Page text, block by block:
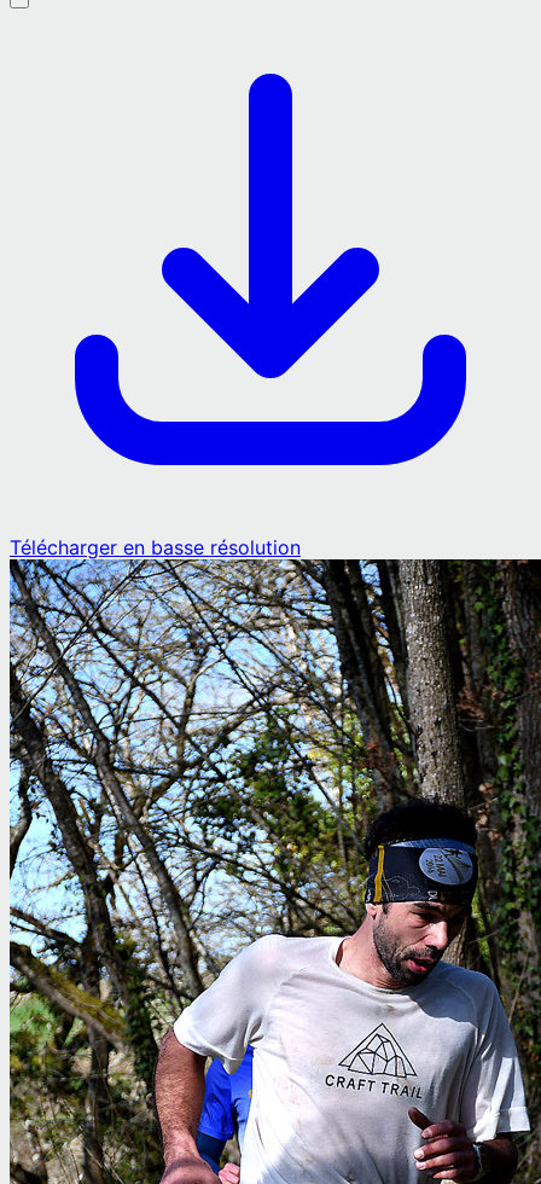
Télécharger en basse résolution